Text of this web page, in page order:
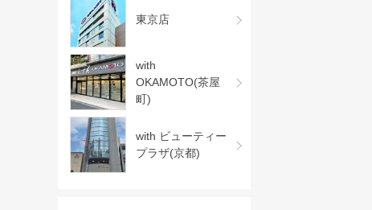
東京店
with
OKAMOTO(茶屋
町)
with ビューティー
プラザ(京都)